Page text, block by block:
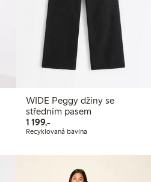
WIDE Peggy džíny se
středním pasem
1 199,-1 199,00 Kč
Recyklovaná bavlna